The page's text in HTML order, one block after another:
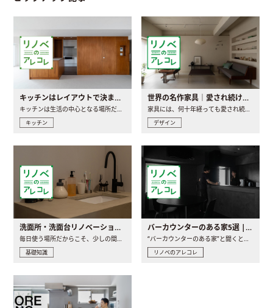
キッチンはレイアウトで決まる。後悔しないための考え方と選び方
キッチンは生活の中心となる場所だからこそ、家の中のどこに置..
キッチン
世界の名作家具｜愛され続ける理由と一生モノとの出会い方
家具には、何十年経っても愛され続ける「名作」と呼ばれるもの..
デザイン
洗面所・洗面台リノベーションの事例と間取りアイデア
毎日使う場所だからこそ、少しの間取りの工夫や素材の選び方で..
基礎知識
バーカウンターのある家5選 | 日常に馴染む“距離の近い”キッチンとは
“バーカウンターのある家”と聞くと、少し特別な、大人のための..
リノベのアレコレ